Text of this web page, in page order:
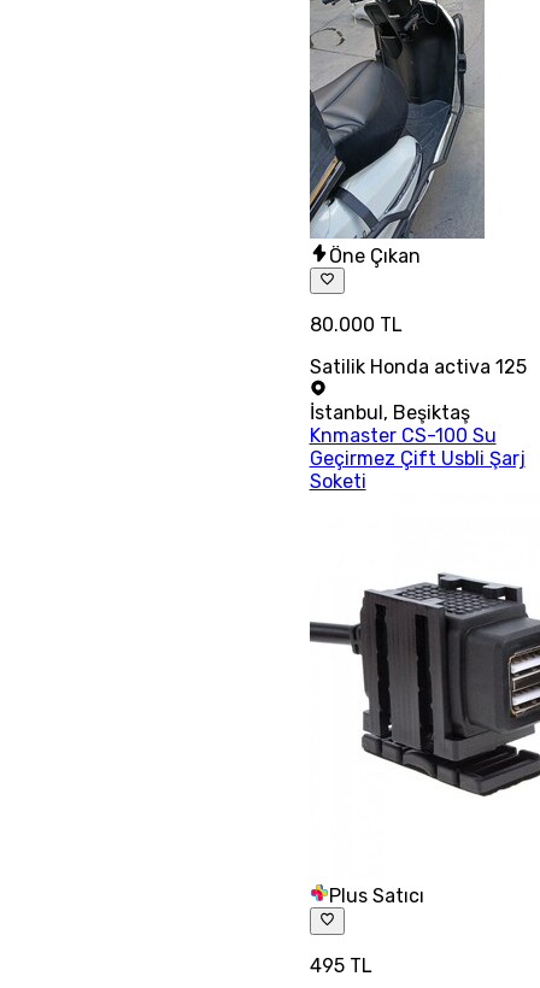
Öne Çıkan
80.000 TL
Satilik Honda activa 125
İstanbul , Beşiktaş
Knmaster CS-100 Su
Geçirmez Çift Usbli Şarj
Soketi
Plus Satıcı
495 TL